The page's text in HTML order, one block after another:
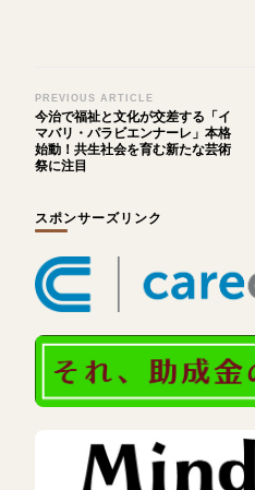
Post
Navigation
PREVIOUS ARTICLE
今治で福祉と文化が交差する「イ
マバリ・パラビエンナーレ」本格
始動！共生社会を育む新たな芸術
祭に注目
スポンサーズリンク